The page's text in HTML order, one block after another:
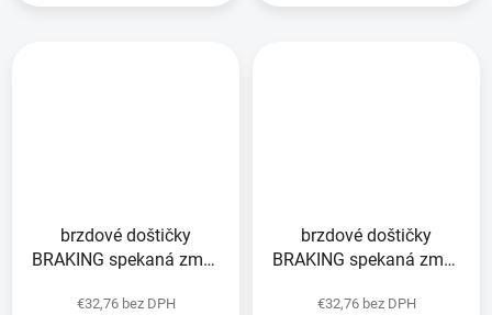
brzdové doštičky
BRAKING spekaná zmes
€32,76 bez DPH
brzdové doštičky
BRAKING spekaná zmes
€32,76 bez DPH